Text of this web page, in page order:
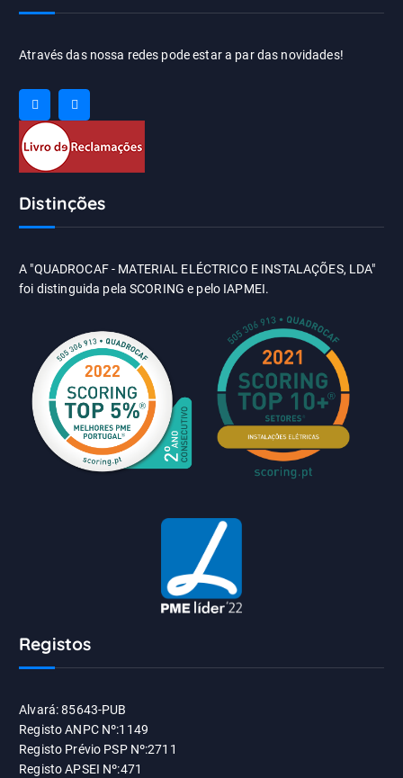
Através das nossa redes pode estar a par das novidades!
Distinções
A "QUADROCAF - MATERIAL ELÉCTRICO E INSTALAÇÕES, LDA"
foi distinguida pela SCORING e pelo IAPMEI.
Registos
Alvará: 85643-PUB
Registo ANPC Nº:1149
Registo Prévio PSP Nº:2711
Registo APSEI Nº:471